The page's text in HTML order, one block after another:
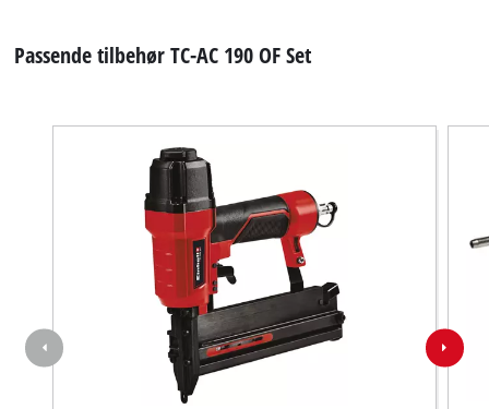
Passende tilbehør TC-AC 190 OF Set